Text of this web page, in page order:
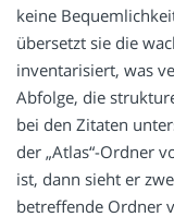
keine
übersetzt sie die
inventarisiert, was
Abfolge, die
bei den Zitaten
der „Atlas“-Ordner
ist, dann sieht er
betreffende Ordner